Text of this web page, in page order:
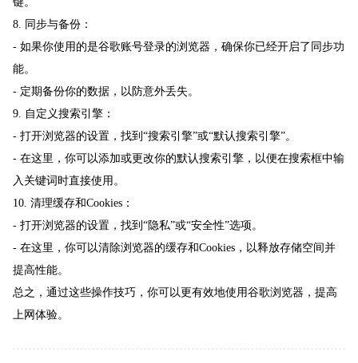
8. 同步与备份：
- 如果你使用的是谷歌账号登录的浏览器，确保你已经开启了同步功
能。
- 定期备份你的数据，以防意外丢失。
9. 自定义搜索引擎：
- 打开浏览器的设置，找到“搜索引擎”或“默认搜索引擎”。
- 在这里，你可以添加或更改你的默认搜索引擎，以便在搜索框中输
入关键词时直接使用。
10. 清理缓存和Cookies：
- 打开浏览器的设置，找到“隐私”或“安全性”选项。
- 在这里，你可以清除浏览器的缓存和Cookies，以释放存储空间并
提高性能。
总之，通过这些操作技巧，你可以更有效地使用谷歌浏览器，提高
上网体验。